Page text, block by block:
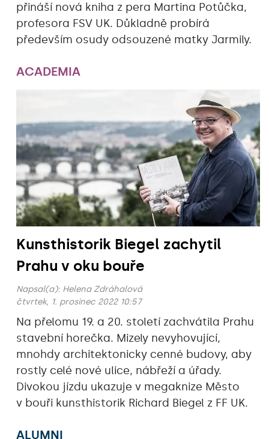
přináší nová kniha z pera Martina Potůčka,
profesora FSV UK. Důkladně probírá
především osudy odsouzené matky Jarmily.
ACADEMIA
Kunsthistorik Biegel zachytil
Prahu v oku bouře
Napsal(a): Helena Zdráhalová
čtvrtek, 1. prosinec 2022 10:57
Na přelomu 19. a 20. století zachvátila Prahu
stavební horečka. Mizely nevyhovující,
mnohdy architektonicky cenné budovy, aby
rostly celé nové ulice, nábřeží a úřady.
Divokou jízdu ukazuje v megaknize Město
v bouři kunsthistorik Richard Biegel z FF UK.
ALUMNI